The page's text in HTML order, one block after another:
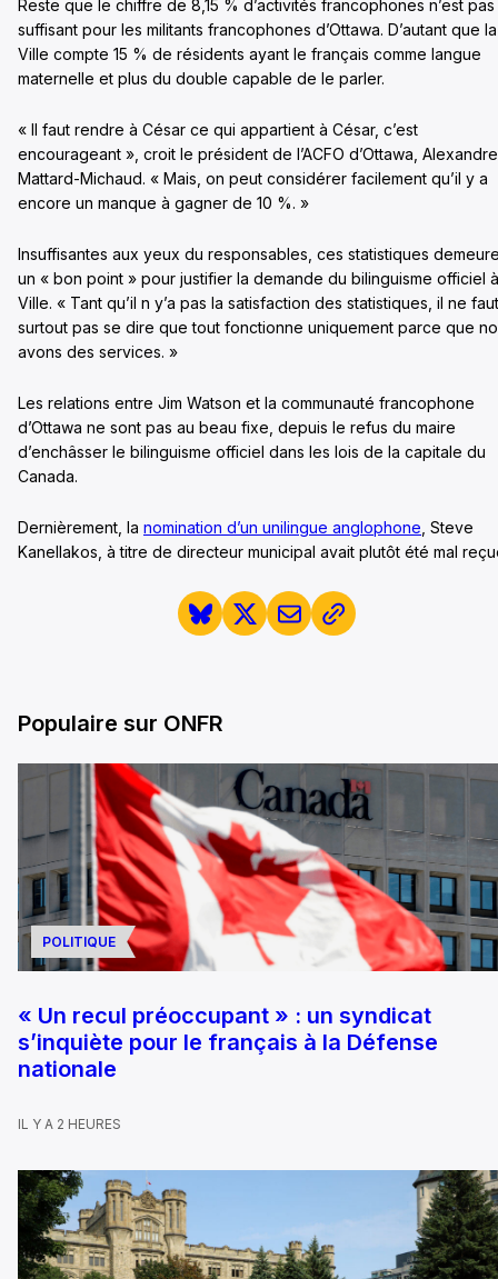
Reste que le chiffre de 8,15 % d’activités francophones n’est pas
suffisant pour les militants francophones d’Ottawa. D’autant que la
Ville compte 15 % de résidents ayant le français comme langue
maternelle et plus du double capable de le parler.
« Il faut rendre à César ce qui appartient à César, c’est
encourageant », croit le président de l’ACFO d’Ottawa, Alexandre
Mattard-Michaud. « Mais, on peut considérer facilement qu’il y a
encore un manque à gagner de 10 %. »
Insuffisantes aux yeux du responsables, ces statistiques
un « bon point » pour justifier la demande du bilinguisme officiel
Ville. « Tant qu’il n y’a pas la satisfaction des statistiques, il ne faut
surtout pas se dire que tout fonctionne uniquement parce que
avons des services. »
Les relations entre Jim Watson et la communauté francophone
d’Ottawa ne sont pas au beau fixe, depuis le refus du maire
d’enchâsser le bilinguisme officiel dans les lois de la capitale du
Canada.
Dernièrement, la nomination d’un unilingue anglophone , Steve
Kanellakos, à titre de directeur municipal avait plutôt été mal
Populaire sur ONFR
POLITIQUE
« Un recul préoccupant » : un syndicat
s’inquiète pour le français à la Défense
nationale
IL Y A 2 HEURES